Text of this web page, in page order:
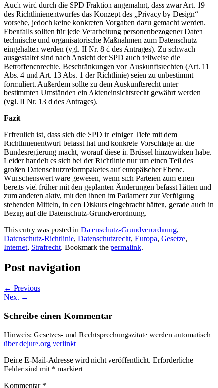
Auch wird durch die SPD Fraktion angemahnt, dass zwar Art. 19
des Richtlinienentwurfes das Konzept des „Privacy by Design“
vorsehe, jedoch keine konkreten Vorgaben dazu gemacht werden.
Ebenfalls sollten für jede Verarbeitung personenbezogener Daten
technische und organisatorische Maßnahmen zum Datenschutz
eingehalten werden (vgl. II Nr. 8 d des Antrages). Zu schwach
ausgestaltet sind nach Ansicht der SPD auch teilweise die
Betroffenenrechte. Beschränkungen von Auskunftsrechten (Art. 11
Abs. 4 und Art. 13 Abs. 1 der Richtlinie) seien zu unbestimmt
formuliert. Außerdem sollte zu dem Auskunftsrecht unter
bestimmten Umständen ein Akteneinsichtsrecht gewährt werden
(vgl. II Nr. 13 d des Antrages).
Fazit
Erfreulich ist, dass sich die SPD in einiger Tiefe mit dem
Richtlinienentwurf befasst hat und konkrete Vorschläge an die
Bundesregierung macht, worauf diese in Brüssel hinzuwirken habe.
Leider handelt es sich bei der Richtlinie nur um einen Teil des
großen Datenschutzreformpaketes auf europäischer Ebene.
Wünschenswert wäre gewesen, wenn sich Parteien zum einen
bereits viel früher mit den geplanten Änderungen befasst hätten und
zum anderen aktiv, mit den ihnen im Parlament zur Verfügung
stehenden Mitteln, in den Diskurs eingebracht hätten, gerade auch in
Bezug auf die Datenschutz-Grundverordnung.
This entry was posted in Datenschutz-Grundverordnung,
Datenschutz-Richtlinie, Datenschutzrecht, Europa, Gesetze,
Internet, Strafrecht. Bookmark the permalink.
Post navigation
← Previous
Next →
Schreibe einen Kommentar
Hinweis: Gesetzes- und Rechtsprechungszitate werden automatisch
über dejure.org verlinkt
Deine E-Mail-Adresse wird nicht veröffentlicht. Erforderliche
Felder sind mit * markiert
Kommentar *